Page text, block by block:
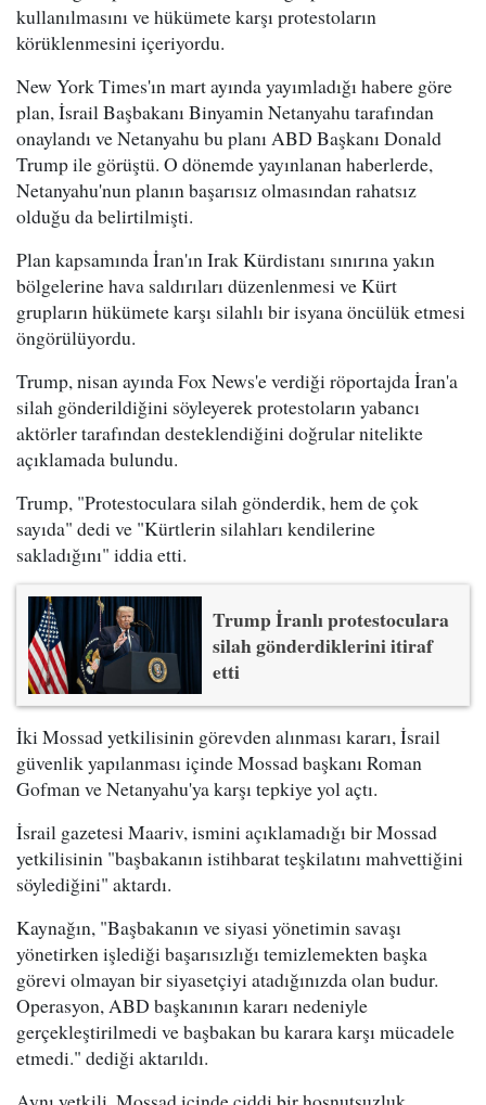
kullanılmasını ve hükümete karşı protestoların
körüklenmesini içeriyordu.
New York Times'ın mart ayında yayımladığı habere göre
plan, İsrail Başbakanı Binyamin Netanyahu tarafından
onaylandı ve Netanyahu bu planı ABD Başkanı Donald
Trump ile görüştü. O dönemde yayınlanan haberlerde,
Netanyahu'nun planın başarısız olmasından rahatsız
olduğu da belirtilmişti.
Plan kapsamında İran'ın Irak Kürdistanı sınırına yakın
bölgelerine hava saldırıları düzenlenmesi ve Kürt
grupların hükümete karşı silahlı bir isyana öncülük etmesi
öngörülüyordu.
Trump, nisan ayında Fox News'e verdiği röportajda İran'a
silah gönderildiğini söyleyerek protestoların yabancı
aktörler tarafından desteklendiğini doğrular nitelikte
açıklamada bulundu.
Trump, "Protestoculara silah gönderdik, hem de çok
sayıda" dedi ve "Kürtlerin silahları kendilerine
sakladığını" iddia etti.
Trump İranlı protestoculara
silah gönderdiklerini itiraf
etti
İki Mossad yetkilisinin görevden alınması kararı, İsrail
güvenlik yapılanması içinde Mossad başkanı Roman
Gofman ve Netanyahu'ya karşı tepkiye yol açtı.
İsrail gazetesi Maariv, ismini açıklamadığı bir Mossad
yetkilisinin "başbakanın istihbarat teşkilatını mahvettiğini
söylediğini" aktardı.
Kaynağın, "Başbakanın ve siyasi yönetimin savaşı
yönetirken işlediği başarısızlığı temizlemekten başka
görevi olmayan bir siyasetçiyi atadığınızda olan budur.
Operasyon, ABD başkanının kararı nedeniyle
gerçekleştirilmedi ve başbakan bu karara karşı mücadele
etmedi." dediği aktarıldı.